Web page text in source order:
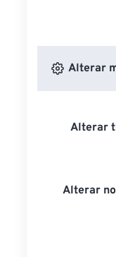
Alterar
Alterar
Alterar